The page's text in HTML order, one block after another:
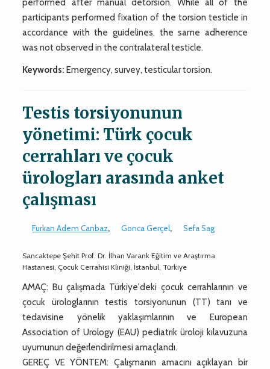
performed after manual detorsion. While all of the
participants performed fixation of the torsion testicle in
accordance with the guidelines, the same adherence
was not observed in the contralateral testicle.
Keywords: Emergency, survey, testicular torsion.
Testis torsiyonunun
yönetimi: Türk çocuk
cerrahları ve çocuk
ürologları arasında anket
çalışması
Furkan Adem Canbaz, Gonca Gerçel, Sefa Sag
Sancaktepe Şehit Prof. Dr. İlhan Varank Eğitim ve Araştırma
Hastanesi, Çocuk Cerrahisi Kliniği, İstanbul, Türkiye
AMAÇ: Bu çalışmada Türkiye'deki çocuk cerrahlarının ve
çocuk ürologlarının testis torsiyonunun (TT) tanı ve
tedavisine yönelik yaklaşımlarının ve European
Association of Urology (EAU) pediatrik üroloji kılavuzuna
uyumunun değerlendirilmesi amaçlandı.
GEREÇ VE YÖNTEM: Çalışmanın amacını açıklayan bir